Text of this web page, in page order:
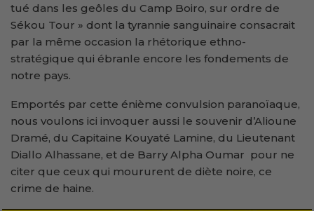
tué dans les geôles du Camp Boiro, sur ordre de
Sékou Tour » dont la tyrannie sanguinaire consacrait
par la même occasion la rhétorique ethno-
stratégique qui ébranle encore les fondements de
notre pays.
Emportés par cette énième convulsion paranoïaque,
nous voulons ici invoquer aussi le souvenir d’Alioune
Dramé, du Capitaine Kouyaté Lamine, du Lieutenant
Diallo Alhassane, et de Barry Alpha Oumar pour ne
citer que ceux qui moururent de diète noire, ce
crime de haine.